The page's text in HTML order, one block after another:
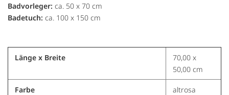
Badvorleger: ca. 50 x 70 cm
Badetuch: ca. 100 x 150 cm
Länge x Breite
70,00 x
50,00 cm
Farbe altrosa